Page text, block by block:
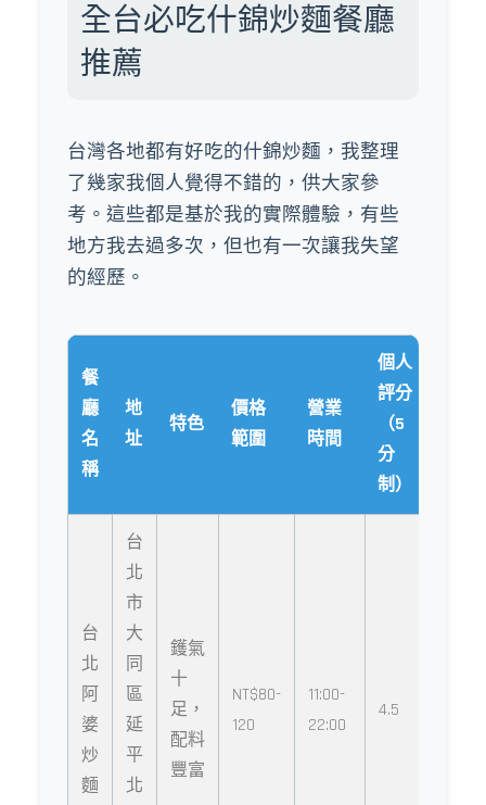
全台必吃什錦炒麵餐廳
推薦
台灣各地都有好吃的什錦炒麵，我整理
了幾家我個人覺得不錯的，供大家參
考。這些都是基於我的實際體驗，有些
地方我去過多次，但也有一次讓我失望
的經歷。
餐
廳
名
稱
地
址
特色
價格
範圍
營業
時間
個人
評分
（5
分
制）
台
北
阿
婆
炒
麵
台
北
市
大
同
區
延
平
北
鑊氣
十
足，
配料
豐富
NT$80-
120
11:00-
22:00
4.5